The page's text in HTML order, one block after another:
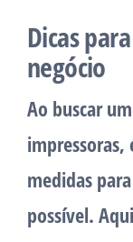
Dicas
negócio
Ao buscar
impressoras,
medidas
possível.